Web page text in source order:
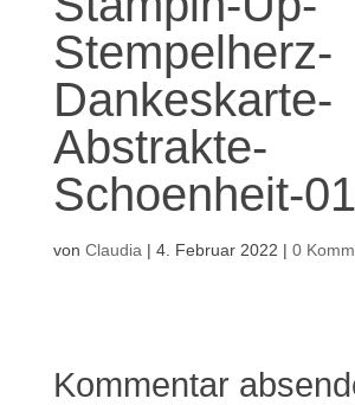
Stempelherz-
Dankeskarte-
Abstrakte-
Schoenheit-
von Claudia | 4. Februar 2022 | 0
Kommentar